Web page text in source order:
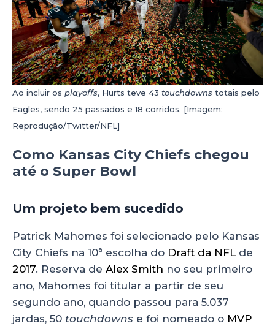
Ao incluir os playoffs, Hurts teve 43 touchdowns totais pelo
Eagles, sendo 25 passados e 18 corridos. [Imagem:
Reprodução/Twitter/NFL]
Como Kansas City Chiefs chegou
até o Super Bowl
Um projeto bem sucedido
Patrick Mahomes foi selecionado pelo Kansas
City Chiefs na 10ª escolha do Draft da NFLde
2017. Reserva de Alex Smith no seu primeiro
ano, Mahomes foi titular a partir de seu
segundo ano, quando passou para 5.037
jardas, 50 touchdowns e foi nomeado o MVP